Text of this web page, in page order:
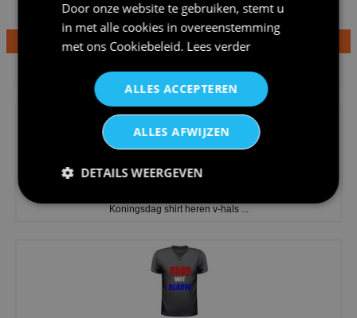
Dames v hals t-shirt prinses v...
Koningsdag shirt heren v-hals ...
Door onze website te gebruiken, stemt u
in met alle cookies in overeenstemming
met ons Cookiebeleid. Lees verder
ALLES ACCEPTEREN
ALLES AFWIJZEN
DETAILS WEERGEVEN